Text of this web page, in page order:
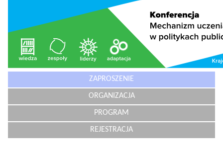
ZAPROSZENIE
ORGANIZACJA
PROGRAM
REJESTRACJA